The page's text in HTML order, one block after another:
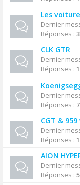
Les
Dernier
Réponses : 3
CLK GTR
Dernier
Réponses :
Dernier
Réponses : 7
CGT &
Dernier
Réponses :
AION
Dernier
Réponses : 5